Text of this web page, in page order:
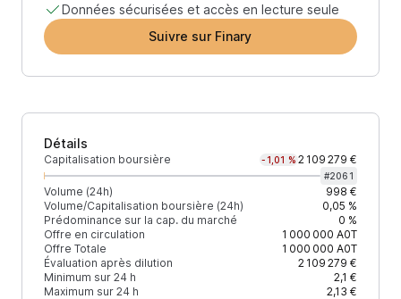
Données sécurisées et accès en lecture seule
Suivre sur Finary
Détails
Capitalisation boursière -1,01 % 2 109 279 €
#2061
Volume (24h)
998 €
Volume/Capitalisation boursière (24h)
0,05 %
Prédominance sur la cap. du marché
0 %
Offre en circulation
1 000 000 A0T
Offre Totale
1 000 000 A0T
Évaluation après dilution
2 109 279 €
Minimum sur 24 h
2,1 €
Maximum sur 24 h
2,13 €